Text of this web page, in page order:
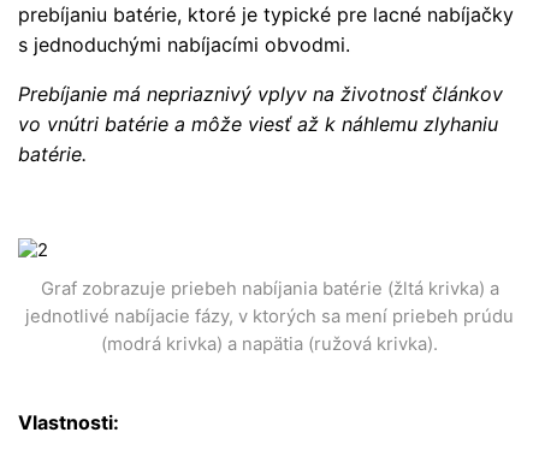
prebíjaniu batérie, ktoré je typické pre lacné nabíjačky
s jednoduchými nabíjacími obvodmi.
Prebíjanie má nepriaznivý vplyv na životnosť článkov
vo vnútri batérie a môže viesť až k náhlemu zlyhaniu
batérie.
Graf zobrazuje priebeh nabíjania batérie (žltá krivka) a
jednotlivé nabíjacie fázy, v ktorých sa mení priebeh prúdu
(modrá krivka) a napätia (ružová krivka).
Vlastnosti: